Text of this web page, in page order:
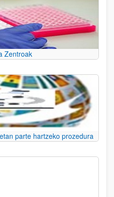
Zentroak
parte hartzeko prozedura